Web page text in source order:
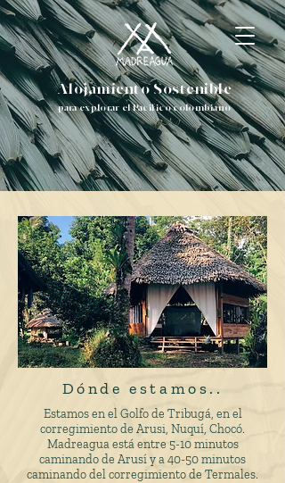
Alojamiento Sostenible
para explorar el Pacífico colombiano
Dónde estamos..
Estamos en el Golfo de Tribugá, en el
corregimiento de Arusi, Nuquí, Chocó.
Madreagua está entre 5-10 minutos
caminando de Arusí y a 40-50 minutos
caminando del corregimiento de Termales.